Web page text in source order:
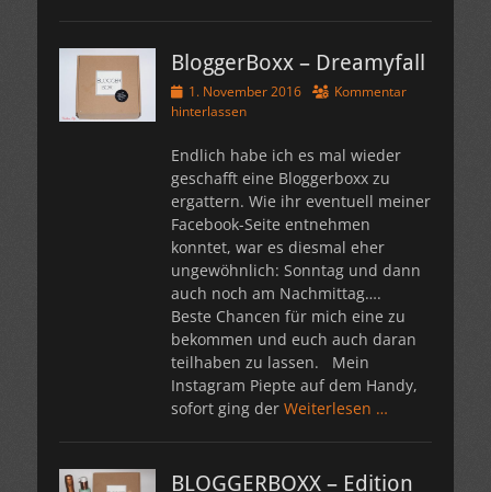
BloggerBoxx – Dreamyfall
Veröffentlicht
am
1. November 2016
Kommentar
hinterlassen
Endlich habe ich es mal wieder
geschafft eine Bloggerboxx zu
ergattern. Wie ihr eventuell meiner
Facebook-Seite entnehmen
konntet, war es diesmal eher
ungewöhnlich: Sonntag und dann
auch noch am Nachmittag….
Beste Chancen für mich eine zu
bekommen und euch auch daran
teilhaben zu lassen. Mein
Instagram Piepte auf dem Handy,
sofort ging der Weiterlesen …
BLOGGERBOXX – Edition